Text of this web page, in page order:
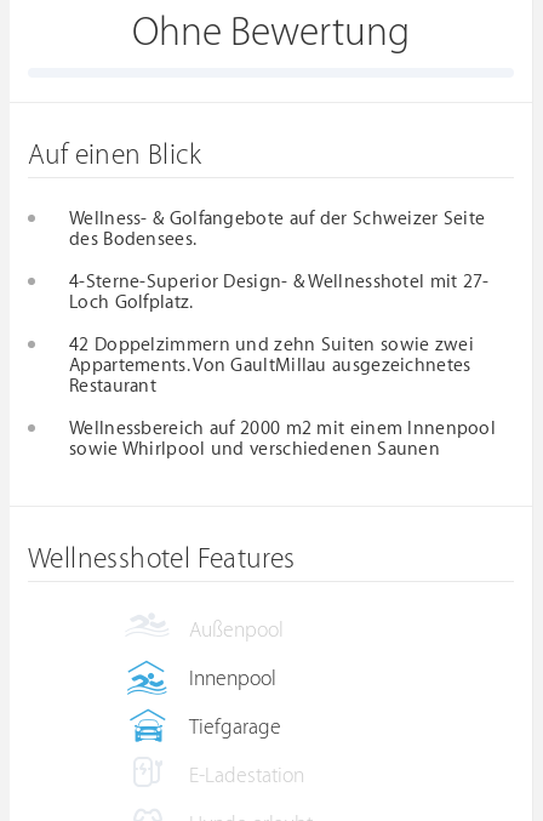
Ohne Bewertung
Auf einen Blick
Wellness- & Golfangebote auf der Schweizer Seite
des Bodensees.
4-Sterne-Superior Design- & Wellnesshotel mit 27-
Loch Golfplatz.
42 Doppelzimmern und zehn Suiten sowie zwei
Appartements. Von GaultMillau ausgezeichnetes
Restaurant
Wellnessbereich auf 2000 m2 mit einem Innenpool
sowie Whirlpool und verschiedenen Saunen
Wellnesshotel Features
Außenpool
Innenpool
Tiefgarage
E-Ladestation